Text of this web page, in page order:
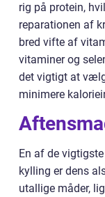
rig på protein,
reparationen af
bred vifte af
vitaminer og
det vigtigt at
minimere
En af de
kylling er dens
utallige måder,